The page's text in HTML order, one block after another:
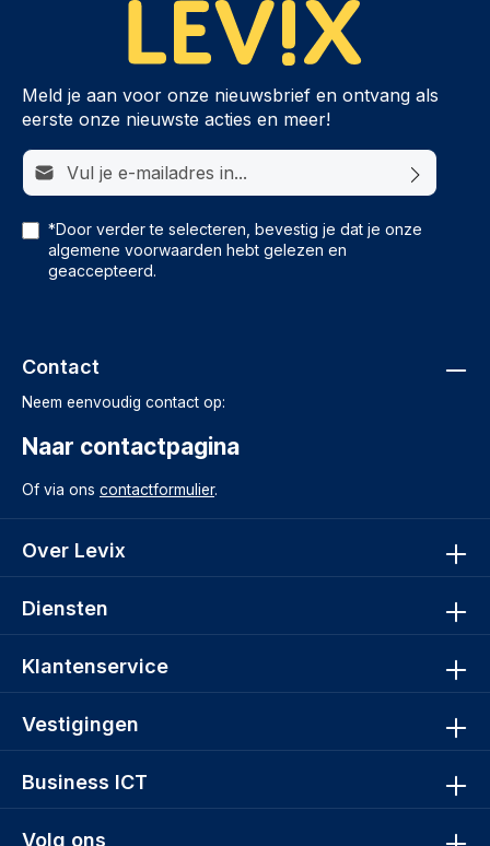
Meld je aan voor onze nieuwsbrief en ontvang als
eerste onze nieuwste acties en meer!
E-mailadres*
*Door verder te selecteren, bevestig je dat je onze
algemene voorwaarden hebt gelezen en
geaccepteerd.
Volg ons
Contact
Neem eenvoudig contact op:
Naar contactpagina
Of via ons contactformulier.
Over Levix
Diensten
Klantenservice
Vestigingen
Business ICT